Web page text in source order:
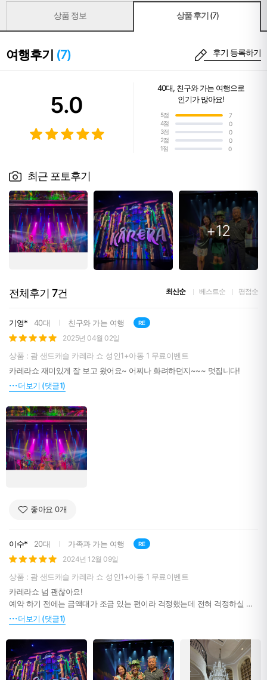
상품 정보 상품 후기(7)
여행후기 (7) 후기 등록하기
5.0
40대, 친구와 가는 여행으로
인기가 많아요!
5점
7
4점
0
3점
0
2점
0
1점
0
최근 포토후기
+12
전체후기 7건 최신순 베스트순 평점순
기영* 40대 친구와 가는 여행 RE
2025년 04월 02일
상품 : 괌 샌드캐슬 카레라 쇼 성인1+아동 1 무료이벤트
카레라쇼 재미있게 잘 보고 왔어요~ 어찌나 화려하던지~~~ 멋집니다!
더보기 (댓글1)
좋아요 0개
이수* 20대 가족과 가는 여행 RE
2024년 12월 09일
상품 : 괌 샌드캐슬 카레라 쇼 성인1+아동 1 무료이벤트
카레라쇼 넘 괜찮아요!
예약 하기 전에는 금액대가 조금 있는 편이라 걱정했는데 전혀 걱정하실 필
요 없습니당 정말루요!
아이들이 보기에도 너무 재미있을 거고, 어른들이 보시기에도 괜찮았어요
ㅎㅎ 그리고 샌드캐슬 내부가 넘 예뻐서 저랑 엄마는 계단에서 사진도 건졌
네용..ㅎㅎ
들어가기 전에 팝콘도 미리 사서 진짜 영화관처럼 볼 수 있어 좋았어요!!
돈이 아깝지 않을만큼 미디어아트쇼 너무 훌룡했고, 공연 퀄리티가 너무 좋
더보기 (댓글1)